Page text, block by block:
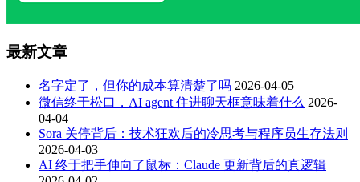
最新文章
名字定了，但你的成本算清楚了吗 2026-04-05
微信终于松口，AI agent 住进聊天框意味着什么 2026-
04-04
Sora 关停背后：技术狂欢后的冷思考与程序员生存法则
2026-04-03
AI 终于把手伸向了鼠标：Claude 更新背后的真逻辑